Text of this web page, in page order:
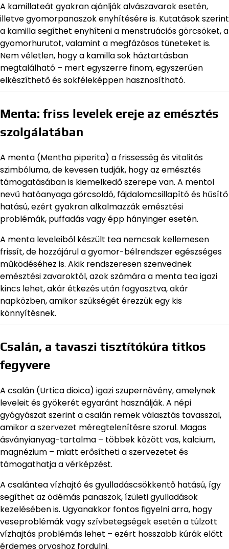
A kamillateát gyakran ajánlják alvászavarok esetén,
illetve gyomorpanaszok enyhítésére is. Kutatások szerint
a kamilla segíthet enyhíteni a menstruációs görcsöket, a
gyomorhurutot, valamint a megfázásos tüneteket is.
Nem véletlen, hogy a kamilla sok háztartásban
megtalálható – mert egyszerre finom, egyszerűen
elkészíthető és sokféleképpen hasznosítható.
Menta: friss levelek ereje az emésztés
szolgálatában
A menta (Mentha piperita) a frissesség és vitalitás
szimbóluma, de kevesen tudják, hogy az emésztés
támogatásában is kiemelkedő szerepe van. A mentol
nevű hatóanyaga görcsoldó, fájdalomcsillapító és hűsítő
hatású, ezért gyakran alkalmazzák emésztési
problémák, puffadás vagy épp hányinger esetén.
A menta leveleiből készült tea nemcsak kellemesen
frissít, de hozzájárul a gyomor-bélrendszer egészséges
működéséhez is. Akik rendszeresen szenvednek
emésztési zavaroktól, azok számára a menta tea igazi
kincs lehet, akár étkezés után fogyasztva, akár
napközben, amikor szükségét érezzük egy kis
könnyítésnek.
Csalán, a tavaszi tisztítókúra titkos
fegyvere
A csalán (Urtica dioica) igazi szupernövény, amelynek
leveleit és gyökerét egyaránt használják. A népi
gyógyászat szerint a csalán remek választás tavasszal,
amikor a szervezet méregtelenítésre szorul. Magas
ásványianyag-tartalma – többek között vas, kalcium,
magnézium – miatt erősítheti a szervezetet és
támogathatja a vérképzést.
A csalántea vízhajtó és gyulladáscsökkentő hatású, így
segíthet az ödémás panaszok, ízületi gyulladások
kezelésében is. Ugyanakkor fontos figyelni arra, hogy
veseproblémák vagy szívbetegségek esetén a túlzott
vízhajtás problémás lehet – ezért hosszabb kúrák előtt
érdemes orvoshoz fordulni.